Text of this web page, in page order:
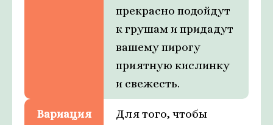
прекрасно подойдут
к грушам и придадут
вашему пирогу
приятную кислинку
и свежесть.
Вариация
Для того, чтобы